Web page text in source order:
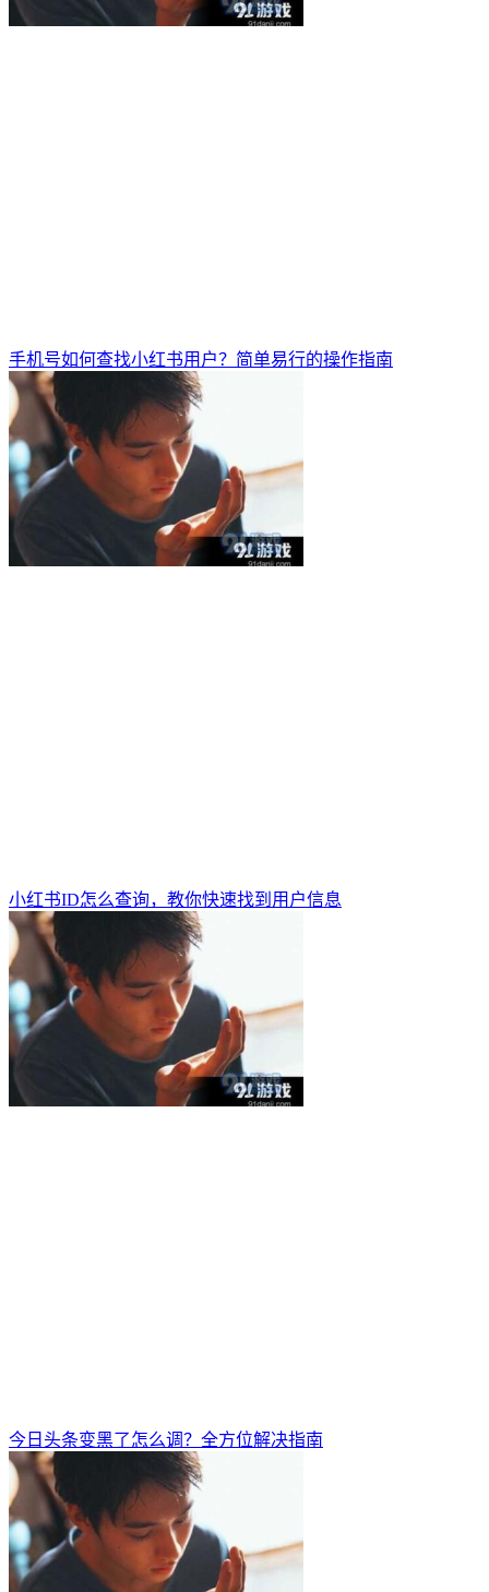
手机号如何查找小红书用户？简单易行的操作指南
小红书ID怎么查询，教你快速找到用户信息
今日头条变黑了怎么调？全方位解决指南